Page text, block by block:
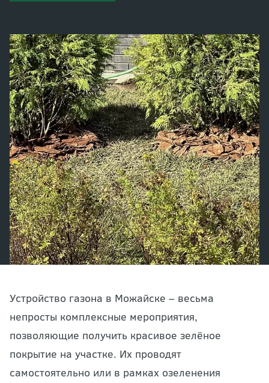
Устройство газона в Можайске – весьма
непросты комплексные мероприятия,
позволяющие получить красивое зелёное
покрытие на участке. Их проводят
самостоятельно или в рамках озеленения